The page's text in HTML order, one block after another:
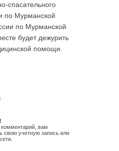
спасательного
по Мурманской
по Мурманской
будет дежурить
помощи.
комментарий, вам
свою учетную запись или